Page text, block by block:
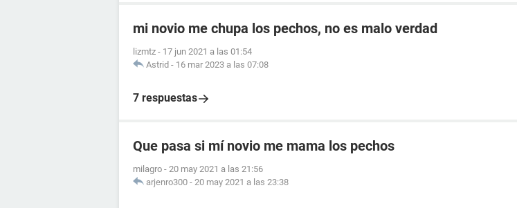
mi novio me chupa los pechos, no es malo verdad
lizmtz - 17 jun 2021 a las 01:54
Astrid - 16 mar 2023 a las 07:08
7 respuestas
Que pasa si mí novio me mama los pechos
milagro - 20 may 2021 a las 21:56
arjenro300 - 20 may 2021 a las 23:38